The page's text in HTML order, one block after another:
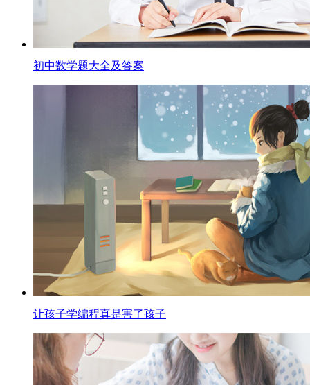
初中数学题大全及答案
让孩子学编程真是害了孩子